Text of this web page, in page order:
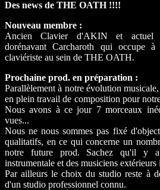
Des news de THE OATH !!!!
Nouveau membre :
Ancien Clavier d'AKIN et actuel
dorénavant Carcharoth qui occupe
claviériste au sein de THE OATH.
Prochaine prod. en préparation :
Parallèlement à notre évolution
en plein travail de composition pour
Nous avons à ce jour 7 morceaux
vues...
Nous ne nous sommes pas fixé
qualitatifs, en ce qui concerne un
notre future prod. Sachez qu'il y
instrumentale et des musiciens
Par ailleurs le choix du studio reste à
d'un studio professionnel connu.